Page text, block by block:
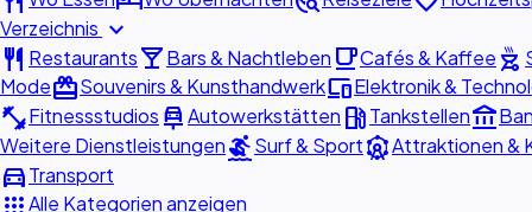
Verzeichnis expand_more
restaurant Restaurantslocal_barBars & Nachtleben local_cafeCafés & Kaffee outdoor_grill
ModeredeemSouvenirs & KunsthandwerkdevicesElektronik &
fitness_centerFitnessstudios car_repairAutowerkstätten local_gas_stationTankstellenaccount_balance
Weitere DienstleistungensurfingSurf & SportattractionsAttraktionen &
directions_carTransport
Alle Kategorien anzeigen